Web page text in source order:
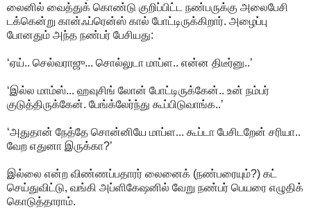
லைனில் வைத்துக் கொண்டு குறிப்பிட்ட நண்பருக்கு அலைபேசி
டக்கென்று கான்ஃப்ரென்ஸ் கால் போட்டிருக்கிறார். அழைப்பு
போனதும் அந்த நண்பர் பேசியது:
‘ஏய்.. செல்வராஜு... சொல்லுடா மாப்ள.. என்ன திடீர்னு..’
‘இல்ல மாம்ஸ்... ஹவுசிங் லோன் போட்டிருக்கேன்.. உன் நம்பர்
குடுத்திருக்கேன். பேங்க்லேர்ந்து கூப்பிடுவாங்க..’
‘அதுதான் நேத்தே சொன்னியே மாப்ள... கூப்டா பேசிடறேன் சரியா..
வேற எதுனா இருக்கா?’
இல்லை என்ற விண்ணப்பதாரர் லைனைக் (நண்பரையும்?) கட்
செய்துவிட்டு, வங்கி அப்ளிகேஷனில் வேறு நண்பர் பெயரை எழுதிக்
கொடுத்தாராம்.